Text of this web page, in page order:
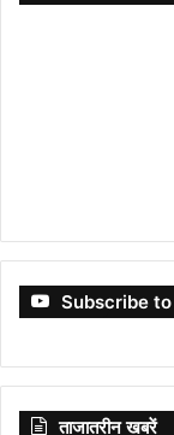
Subscribe
ताजातरीन खबरें